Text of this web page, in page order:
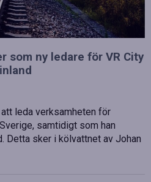
som ny ledare för VR City
leda verksamheten för
samtidigt som han
Detta sker i kölvattnet av Johan